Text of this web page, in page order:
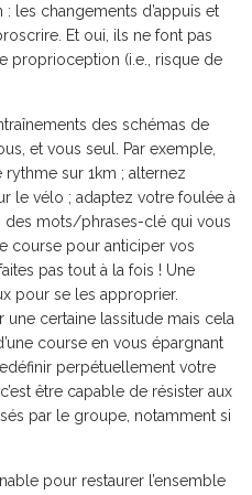
les changements d’appuis et
Et oui, ils ne font pas
proprioception (i.e., risque de
des schémas de
et vous seul. Par exemple,
sur 1km ; alternez
le vélo ; adaptez votre foulée à
des mots/phrases-clé qui vous
course pour anticiper vos
pas tout à la fois ! Une
pour se les approprier.
une certaine lassitude mais cela
course en vous épargnant
perpétuellement votre
être capable de résister aux
par le groupe, notamment si
pour restaurer l’ensemble